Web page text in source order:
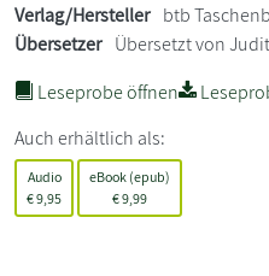
Verlag/Hersteller btb
Übersetzer Übersetzt von
Leseprobe öffnen
Auch erhältlich als:
Audio
€9,95
eBook (epub)
€9,99